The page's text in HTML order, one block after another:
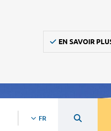
EN SAVOIR
FR